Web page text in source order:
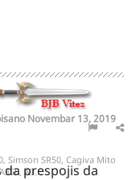
Novembar 13, 2019
Simson SR50, Cagiva Mito
A3...
da prespojis da